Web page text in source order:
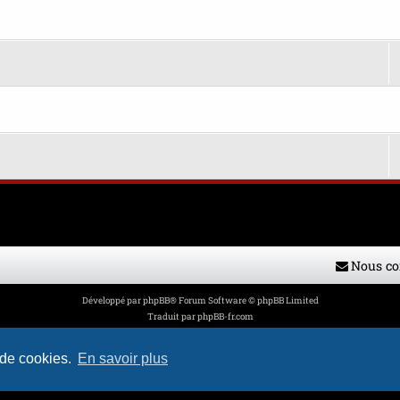
cookies. En savoir plus
Nous
Développé parphpBB® Forum Software © phpBB Limited
Traduit parphpBB-fr.com